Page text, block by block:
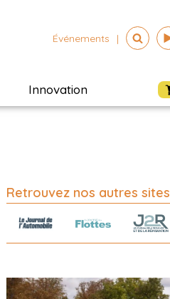
Événements |
Innovation
Retrouvez nos autres sites